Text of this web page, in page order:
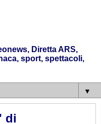
Diretta ARS,
sport, spettacoli,
▼
di